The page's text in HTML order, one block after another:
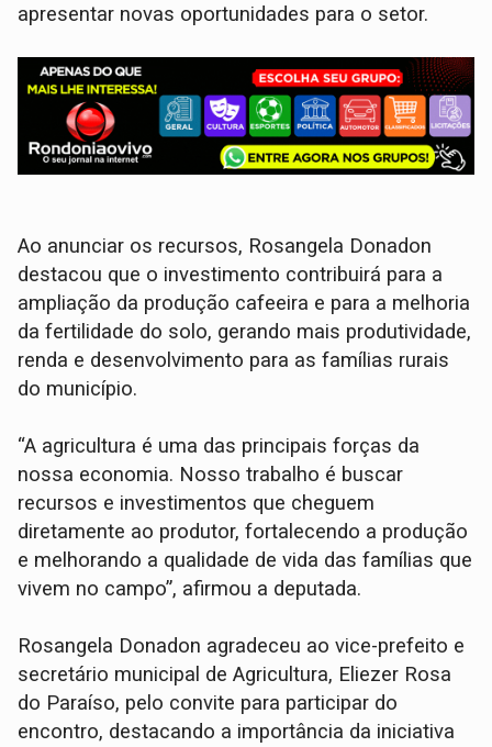
apresentar novas oportunidades para o setor.
Ao anunciar os recursos, Rosangela Donadon
destacou que o investimento contribuirá para a
ampliação da produção cafeeira e para a melhoria
da fertilidade do solo, gerando mais produtividade,
renda e desenvolvimento para as famílias rurais
do município.
“A agricultura é uma das principais forças da
nossa economia. Nosso trabalho é buscar
recursos e investimentos que cheguem
diretamente ao produtor, fortalecendo a produção
e melhorando a qualidade de vida das famílias que
vivem no campo”, afirmou a deputada.
Rosangela Donadon agradeceu ao vice-prefeito e
secretário municipal de Agricultura, Eliezer Rosa
do Paraíso, pelo convite para participar do
encontro, destacando a importância da iniciativa